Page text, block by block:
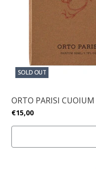
SOLD OUT
ORTO PARISI
€15,00